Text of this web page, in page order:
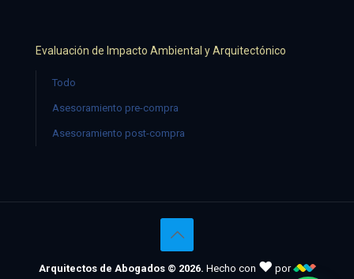
Evaluación de Impacto Ambiental y Arquitectónico
Todo
Asesoramiento pre-compra
Asesoramiento post-compra
Arquitectos de Abogados © 2026. Hecho con ♥ por